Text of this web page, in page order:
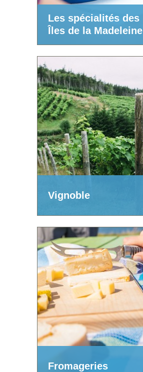
Les spécialités des
Îles de la Madeleine
Vignoble
Fromageries